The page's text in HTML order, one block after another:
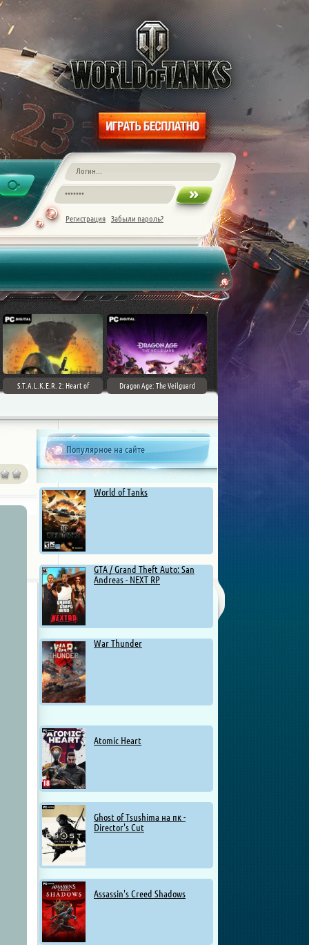
Регистрация Забыли пароль?
S.T.A.L.K.E.R. 2: Heart of
Dragon Age: The Veilguard
Популярное на сайте
World of Tanks
GTA / Grand Theft Auto: San
Andreas - NEXT RP
War Thunder
Atomic Heart
Ghost of Tsushima на пк -
Director's Cut
Assassin's Creed Shadows